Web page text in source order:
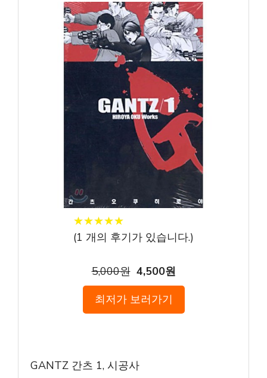
★★★★★
★★★★★
(1 개의 후기가 있습니다.)
5,000원 4,500원
최저가 보러가기
GANTZ 간츠 1, 시공사